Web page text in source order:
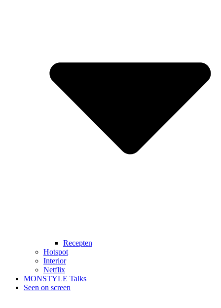
Recepten
Hotspot
Interior
Netflix
MONSTYLE Talks
Seen on screen